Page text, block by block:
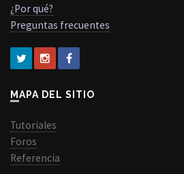
¿Por qué?
Preguntas frecuentes
MAPA DEL SITIO
Tutoriales
Foros
Referencia